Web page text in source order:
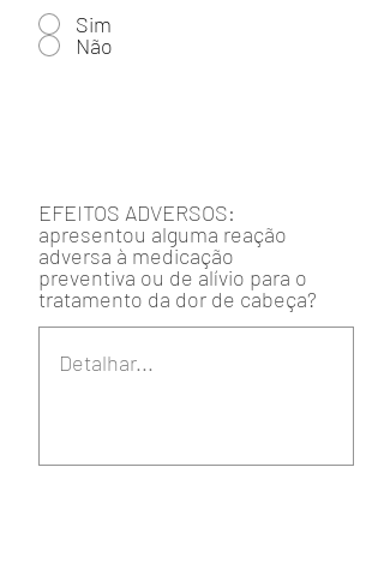
Sim
Não
EFEITOS ADVERSOS:
apresentou alguma reação
adversa à medicação
preventiva ou de alívio para o
tratamento da dor de cabeça?